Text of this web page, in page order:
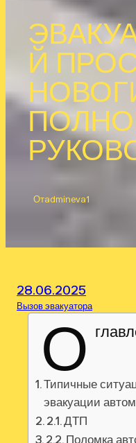
Й
Отadmineva1
28.06.2025
Вызов эвакуатора
О
Типичные
эвакуации
2.1. ДТП
2.2. Поломка